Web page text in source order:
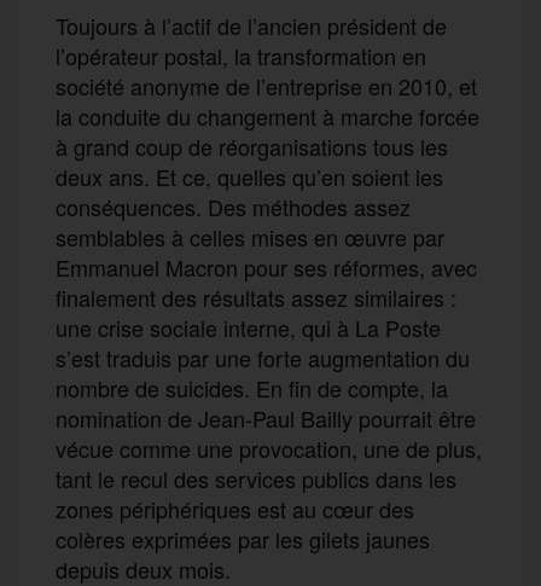
Toujours à l’actif de l’ancien président de
l’opérateur postal, la transformation en
société anonyme de l’entreprise en 2010, et
la conduite du changement à marche forcée
à grand coup de réorganisations tous les
deux ans. Et ce, quelles qu’en soient les
conséquences. Des méthodes assez
semblables à celles mises en œuvre par
Emmanuel Macron pour ses réformes, avec
finalement des résultats assez similaires :
une crise sociale interne, qui à La Poste
s’est traduis par une forte augmentation du
nombre de suicides. En fin de compte, la
nomination de Jean-Paul Bailly pourrait être
vécue comme une provocation, une de plus,
tant le recul des services publics dans les
zones périphériques est au cœur des
colères exprimées par les gilets jaunes
depuis deux mois.